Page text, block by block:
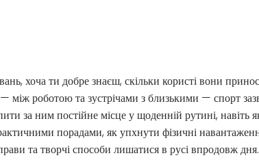
хоча ти добре знаєш, скільки користі вони
роботою та зустрічами з близькими — спорт
за ним постійне місце у щоденній рутині, навіть
порадами, як упхнути фізичні
та творчі способи лишатися в русі впродовж дня.